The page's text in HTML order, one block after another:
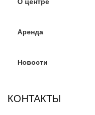
О центре
Аренда
Новости
КОНТАКТЫ